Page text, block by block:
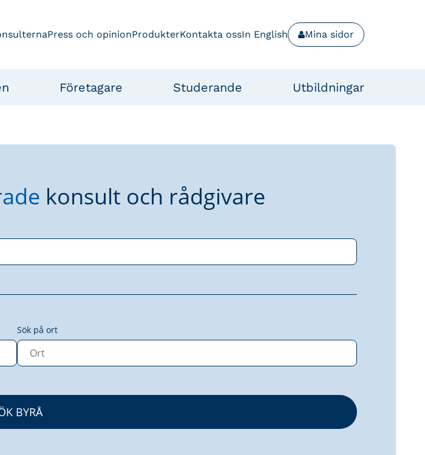
Press och opinionProdukterKontakta ossIn English Mina sidor
Företagare Studerande Utbildningar
konsult och rådgivare
Sök på ort